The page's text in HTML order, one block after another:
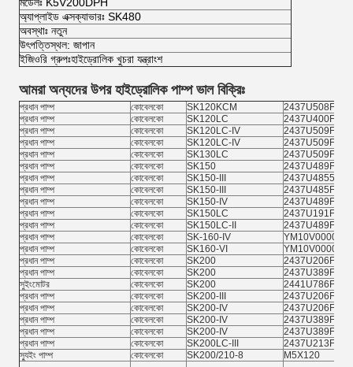
অ্যাপ্লাইড এক্সক্যাভারঃ SK480
অবস্থাঃ নতুন
উৎপত্তিস্থল: জাপান
ইজিওরি গ্রুপঃহাইড্রোলিক খুচরা যন্ত্রাংশ
আমরা অন্যদের উপর হাইড্রোলিক পাম্প ভাল বিক্রিঃ
প্রধান পাম্প কোবেলকো SK120KCM
2437U508F1
প্রধান পাম্প
কোবেলকো SK120LC
2437U400F2
প্রধান পাম্প
কোবেলকো SK120LC-IV
2437U509F2
প্রধান পাম্প
কোবেলকো SK120LC-IV
2437U509F2 F1
প্রধান পাম্প
কোবেলকো SK130LC
2437U509F2 F1
প্রধান পাম্প
কোবেলকো SK150
2437U489F1
প্রধান পাম্প
কোবেলকো SK150-III
2437U4855F1
প্রধান পাম্প
কোবেলকো SK150-III
2437U485F1
প্রধান পাম্প
কোবেলকো SK150-IV
2437U489F2
প্রধান পাম্প
কোবেলকো SK150LC
2437U191F1
প্রধান পাম্প
কোবেলকো SK150LC-II
2437U489F2
প্রধান পাম্প
কোবেলকো SK-160-IV
YM10V00001F6
প্রধান পাম্প
কোবেলকো SK160-VI
YM10V00001F1
প্রধান পাম্প
কোবেলকো SK200
2437U206F1
প্রধান পাম্প
কোবেলকো SK200
2437U389F1/F3
সুইংমোটর
কোবেলকো SK200
2441U786F3
প্রধান পাম্প
কোবেলকো SK200-III
2437U206F1
প্রধান পাম্প
কোবেলকো SK200-IV
2437U206F1
প্রধান পাম্প
কোবেলকো SK200-IV
2437U389F1
প্রধান পাম্প
কোবেলকো SK200-IV
2437U389F1/F3
প্রধান পাম্প
কোবেলকো SK200LC-III
2437U213F1/F3
স্যুইং পাম্প
কোবেলকো SK200/210-8 M5X120